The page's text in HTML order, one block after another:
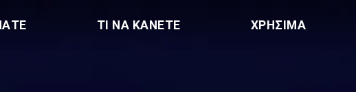
ΤΙ ΝΑ ΚΑΝΕΤΕ ΧΡΗΣΙΜΑ